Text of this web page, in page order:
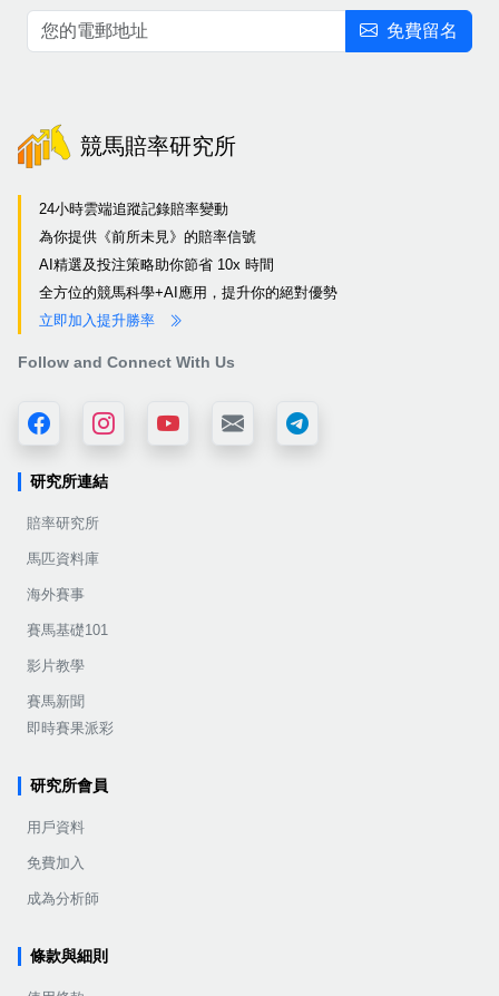
免費留名
競馬賠率研究所
24小時雲端追蹤記錄賠率變動
為你提供《前所未見》的賠率信號
AI精選及投注策略助你節省 10x 時間
全方位的競馬科學+AI應用，提升你的絕對優勢
立即加入提升勝率
Follow and Connect With Us
研究所連結
賠率研究所
馬匹資料庫
海外賽事
賽馬基礎101
影片教學
賽馬新聞
即時賽果派彩
研究所會員
用戶資料
免費加入
成為分析師
條款與細則